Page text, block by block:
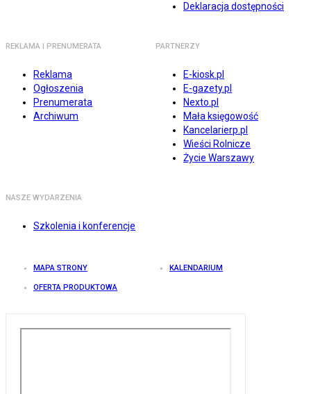
Deklaracja dostępności
REKLAMA I PRENUMERATA
Reklama
Ogłoszenia
Prenumerata
Archiwum
PARTNERZY
E-kiosk.pl
E-gazety.pl
Nexto.pl
Mała księgowość
Kancelarierp.pl
Wieści Rolnicze
Życie Warszawy
NASZE WYDARZENIA
Szkolenia i konferencje
MAPA STRONY KALENDARIUM
OFERTA PRODUKTOWA